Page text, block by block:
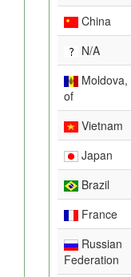
China
N/A
of
Vietnam
Japan
Brazil
France
Russian
Federation